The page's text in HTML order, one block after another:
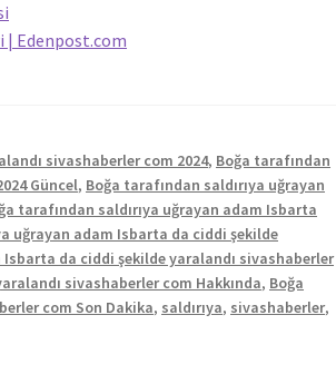
| Edenpost.com
sivashaberler com 2024, Boğa tarafından
Güncel, Boğa tarafından saldırıya uğrayan
tarafından saldırıya uğrayan adam Isbarta
uğrayan adam Isbarta da ciddi şekilde
Isbarta da ciddi şekilde yaralandı sivashaberler
sivashaberler com Hakkında, Boğa
com Son Dakika, saldırıya, sivashaberler,